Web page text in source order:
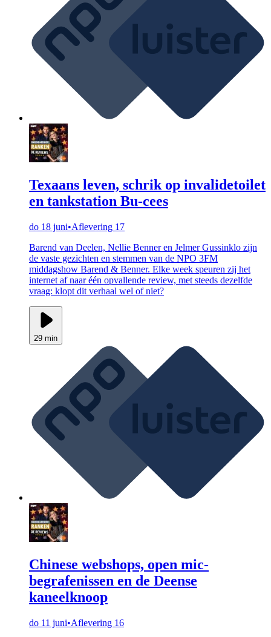
Texaans leven, schrik op invalidetoilet
en tankstation Bu-cees
do 18 juni•Aflevering 17
Barend van Deelen, Nellie Benner en Jelmer Gussinklo zijn
de vaste gezichten en stemmen van de NPO 3FM
middagshow Barend & Benner. Elke week speuren zij het
internet af naar één opvallende review, met steeds dezelfde
vraag: klopt dit verhaal wel of niet?
29 min
Chinese webshops, open mic-
begrafenissen en de Deense
kaneelknoop
do 11 juni•Aflevering 16